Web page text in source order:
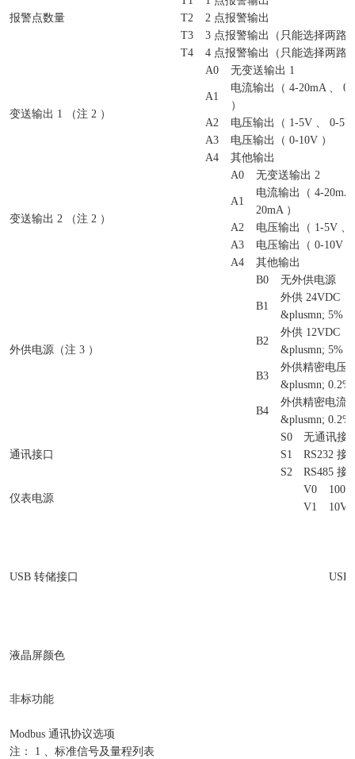
报警点数量
T2
2 点报警输出
T3
3 点报警输出（只能选择两路
T4
4 点报警输出（只能选择两路
变送输出 1 （注 2 ）
A0 无变送输出 1
A1
电流输出（ 4-20mA 、
）
A2
电压输出（ 1-5V 、 0-5V
A3
电压输出（ 0-10V ）
A4
其他输出
变送输出 2 （注 2 ）
A0 无变送输出 2
A1
电流输出（ 4-20mA
20mA ）
A2
电压输出（ 1-5V 、
A3
电压输出（ 0-10V
A4
其他输出
外供电源（注 3 ）
B0 无外供电源
B1
外供 24VDC
&plusmn; 5%
B2
外供 12VDC
&plusmn; 5%
B3
外供精密电压
&plusmn;
B4
外供精密电流
&plusmn;
通讯接口
S0
无通讯接
S1
RS232 接
S2
RS485 接
仪表电源
V0
V1
10V
USB 转储接口 USB
液晶屏颜色
非标功能
Modbus 通讯协议选项
注： 1 、标准信号及量程列表